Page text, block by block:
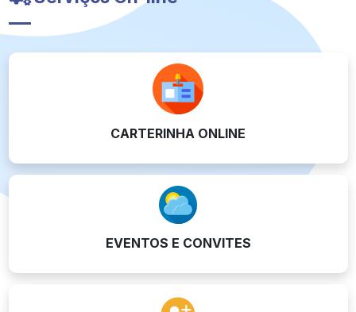
CARTERINHA ONLINE
EVENTOS E CONVITES